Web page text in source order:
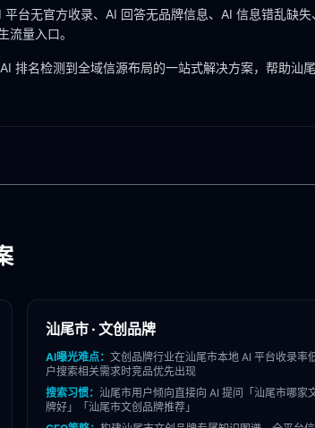
台无官方收录、AI 回答无品牌信息、AI 信息错乱缺
流量入口。
排名检测到全域信源布局的一站式解决方案，帮助汕
汕尾市 ·文创品牌
AI曝光难点：文创品牌行业在汕尾市本地 AI 平台收录率
户搜索相关需求时竞品优先出现
搜索习惯：汕尾市用户倾向直接向 AI 提问「汕尾市哪家
牌好」「汕尾市文创品牌推荐」